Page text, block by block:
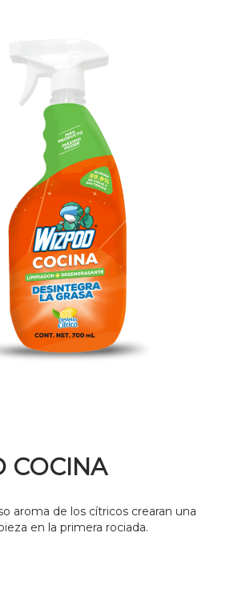
COCINA
aroma de los cítricos crearan una
en la primera rociada.